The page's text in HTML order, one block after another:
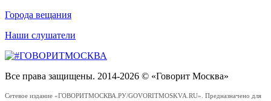
Города вещания
Наши слушатели
Все права защищены. 2014-2026 © «Говорит Москва»
Сетевое издание «ГОВОРИТМОСКВА.РУ/GOVORITMOSKVA.RU». Предназначено для